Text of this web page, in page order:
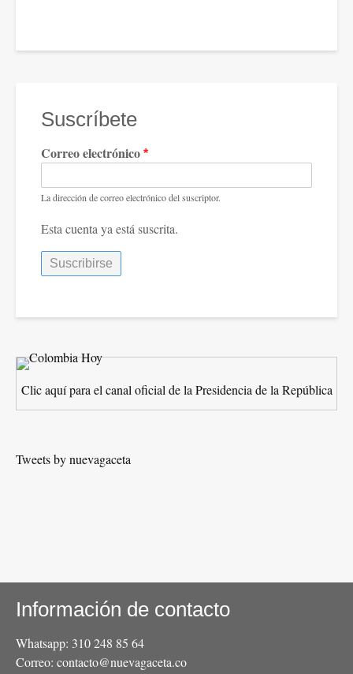
Suscríbete
Correo electrónico
La dirección de correo electrónico del suscriptor.
Esta cuenta ya está suscrita.
Clic aquí para el canal oficial de la Presidencia de la República
Tweets by nuevagaceta
Información de contacto
Whatsapp: 310 248 85 64
Correo: contacto@nuevagaceta.co